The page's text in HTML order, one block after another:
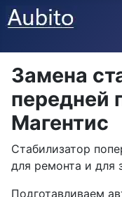
Замена
передней
Магентис
Стабилизатор
для ремонта и для
Подготавливаем